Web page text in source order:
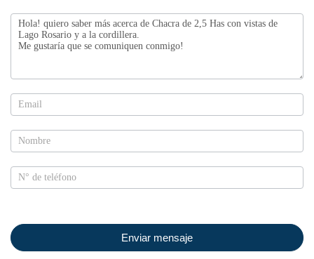
Contactanos
Enviar mensaje